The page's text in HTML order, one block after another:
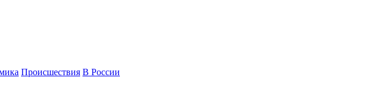
Происшествия В России